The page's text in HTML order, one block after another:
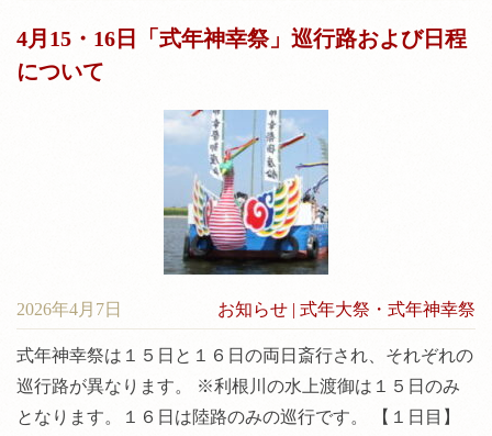
4月15・16日「式年神幸祭」巡行路および日程
について
2026年4月7日 お知らせ | 式年大祭・式年神幸祭
式年神幸祭は１５日と１６日の両日斎行され、それぞれの
巡行路が異なります。 ※利根川の水上渡御は１５日のみ
となります。１６日は陸路のみの巡行です。 【１日目】